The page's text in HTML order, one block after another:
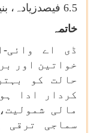
6.5 فیصدزیادہ، بنیادی اعداد و شمار کے مقابلے میں۔
خاتمہ
ڈی اے
خواتین اور
حالت کو
کردار ادا
مالی
سماجی